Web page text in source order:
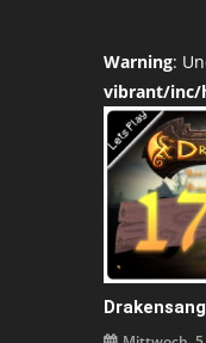
Warning:
vibrant/inc/